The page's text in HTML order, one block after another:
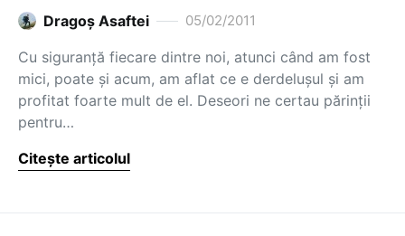
Dragoş Asaftei 05/02/2011
Cu siguranţă fiecare dintre noi, atunci când am fost
mici, poate şi acum, am aflat ce e derdeluşul şi am
profitat foarte mult de el. Deseori ne certau părinţii
pentru…
Citește articolul